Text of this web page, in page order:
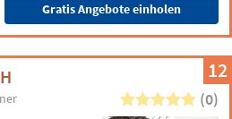
Gratis Angebote einholen
12
(0)